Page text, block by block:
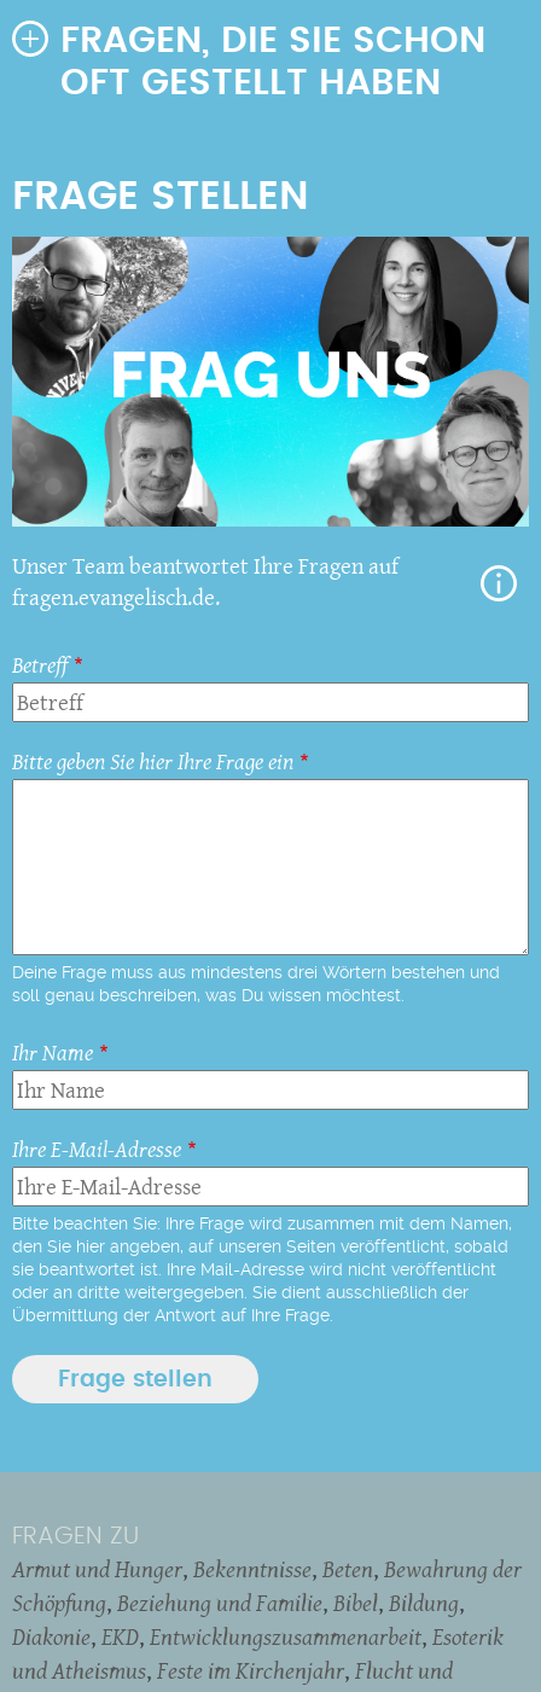
FRAGEN, DIE SIE SCHON
OFT GESTELLT HABEN
Unser Team beantwortet Ihre Fragen auf
fragen.evangelisch.de.
Betreff
Bitte geben Sie hier Ihre Frage ein
Deine Frage muss aus mindestens drei Wörtern bestehen und
soll genau beschreiben, was Du wissen möchtest.
Ihr Name
Ihre E-Mail-Adresse
Bitte beachten Sie: Ihre Frage wird zusammen mit dem Namen,
den Sie hier angeben, auf unseren Seiten veröffentlicht, sobald
sie beantwortet ist. Ihre Mail-Adresse wird nicht veröffentlicht
oder an dritte weitergegeben. Sie dient ausschließlich der
Übermittlung der Antwort auf Ihre Frage.
FRAGEN ZU
Armut und Hunger Bekenntnisse Beten Bewahrung der
Schöpfung Beziehung und Familie Bibel Bildung
Diakonie EKD Entwicklungszusammenarbeit Esoterik
und Atheismus Feste im Kirchenjahr Flucht und